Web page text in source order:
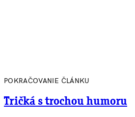
POKRAČOVANIE ČLÁNKU
Tričká s trochou humoru